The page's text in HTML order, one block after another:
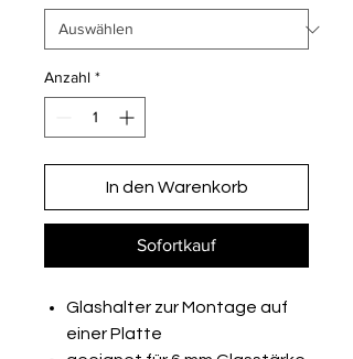
Anzahl *
In den Warenkorb
Sofortkauf
Glashalter zur Montage auf
einer Platte